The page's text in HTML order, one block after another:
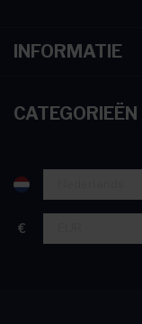
INFORMATIE
CATEGORIEËN
€